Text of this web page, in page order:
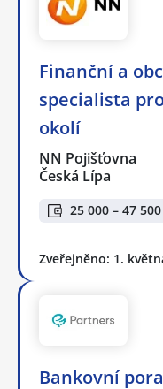
Finanční a
specialista
okolí
NN Pojišťovna
Česká Lípa
25 000 – 47
Zveřejněno: 1.
Bankovní